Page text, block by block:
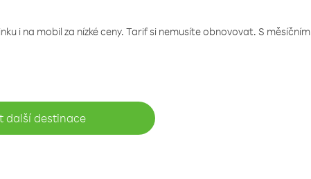
i na mobil za nízké ceny. Tarif si nemusíte obnovovat. S měsíčním
další destinace